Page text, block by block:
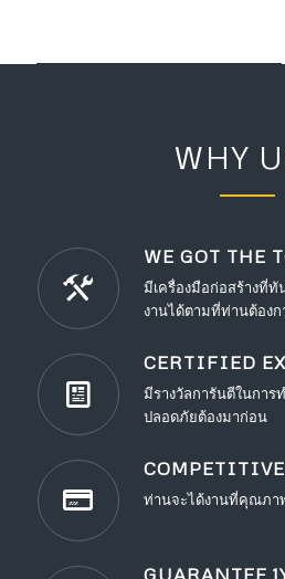
WHY
WE GOT THE
มีเครื่องมือก่อสร้างที่
งานได้ตามที่ท่านต้อง
CERTIFIED
มีรางวัลการันตีในการ
ปลอดภัยต้องมาก่อน
ท่านจะได้งานที่คุณภา